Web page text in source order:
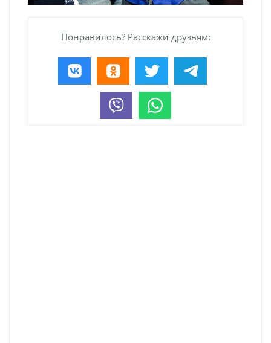
Понравилось? Расскажи друзьям: